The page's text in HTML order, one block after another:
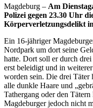
Magdeburg – Am
Polizei gegen 23.30 Uhr
Körperverletzungsdelikt
Ein 16-jähriger
Nordpark um dort seine
hatte. Dort soll er durch
erst beleidigt und in
worden sein. Die drei Täter
alle dunkle Haare und
Tathergang oder den
Magdeburger jedoch nicht